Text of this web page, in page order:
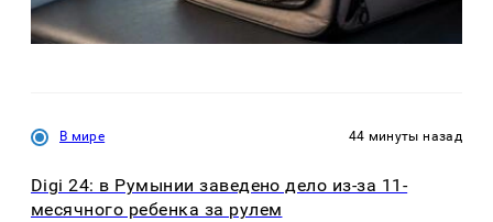
В мире 44 минуты назад
Digi 24: в Румынии заведено дело из-за 11-
месячного ребенка за рулем